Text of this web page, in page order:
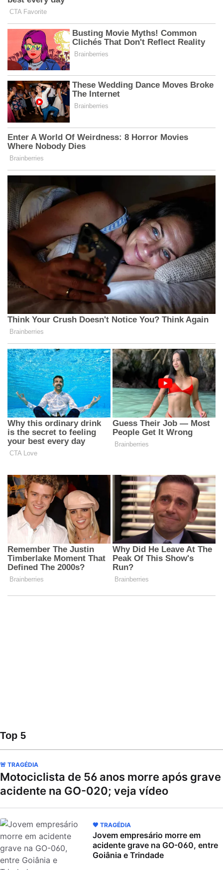
Top 5
🚨 TRAGÉDIA
Motociclista de 56 anos morre após grave
acidente na GO-020; veja vídeo
🖤 TRAGÉDIA
Jovem empresário morre em
acidente grave na GO-060, entre
Goiânia e Trindade